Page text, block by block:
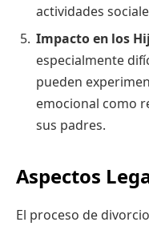
actividades
Impacto en los
especialmente
pueden
emocional como
sus padres.
Aspectos
El proceso de